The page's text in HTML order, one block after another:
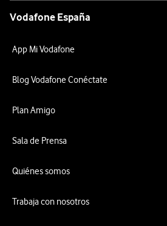
Vodafone España
App Mi Vodafone
Blog Vodafone Conéctate
Plan Amigo
Sala de Prensa
Quiénes somos
Trabaja con nosotros